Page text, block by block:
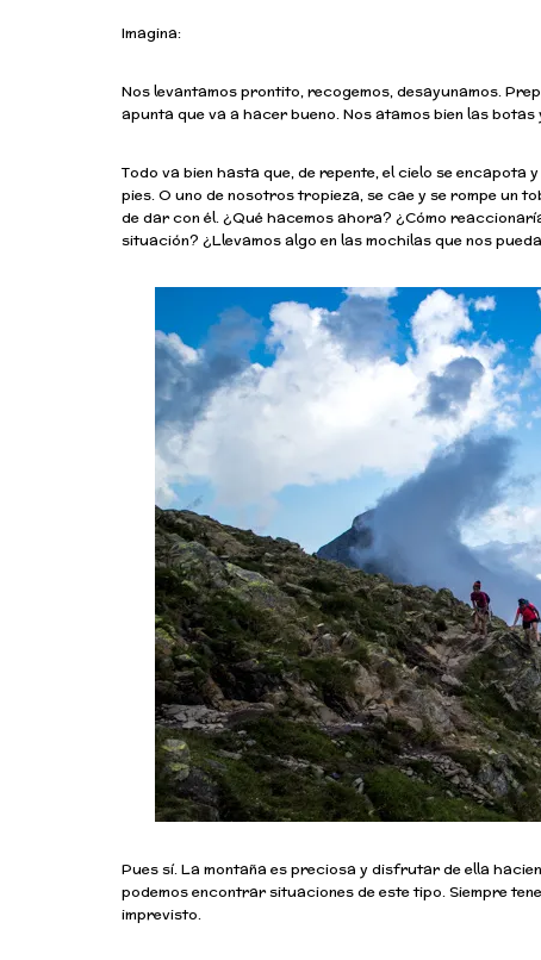
Imagina:
Nos levantamos prontito, recogemos, desayunamos.
apunta que va a hacer bueno. Nos atamos bien las
Todo va bien hasta que, de repente, el cielo se encapota
pies. O uno de nosotros tropieza, se cae y se rompe un
de dar con él. ¿Qué hacemos ahora? ¿Cómo
situación? ¿Llevamos algo en las mochilas que nos
Pues sí. La montaña es preciosa y disfrutar de ella
podemos encontrar situaciones de este tipo. Siempre
imprevisto.